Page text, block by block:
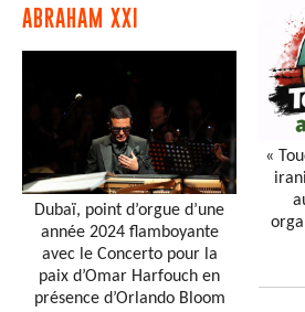
ABRAHAM XXI
Dubaï, point d’orgue d’une
année 2024 flamboyante
avec le Concerto pour la
paix d’Omar Harfouch en
présence d’Orlando Bloom
«